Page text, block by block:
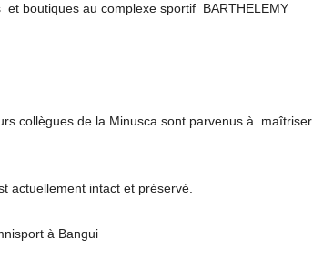
boutiques au complexe sportif BARTHELEMY
collègues de la Minusca sont parvenus à maîtriser
actuellement intact et préservé.
à Bangui